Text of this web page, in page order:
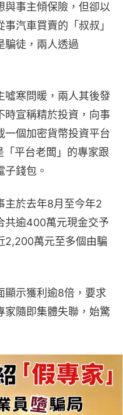
與事主傾保險，但卻以
汽車買賣的「叔叔」
騙徒，兩人透過
噓寒問暖，兩人其後發
時宣稱精於投資，向事
一個加密貨幣投資平台
平台老闆」的專家跟
錢包。
主於去年8月至今年2
共逾400萬元現金交予
2,200萬元至多個由騙
顯示獲利逾8倍，要求
家隨即集體失聯，始驚